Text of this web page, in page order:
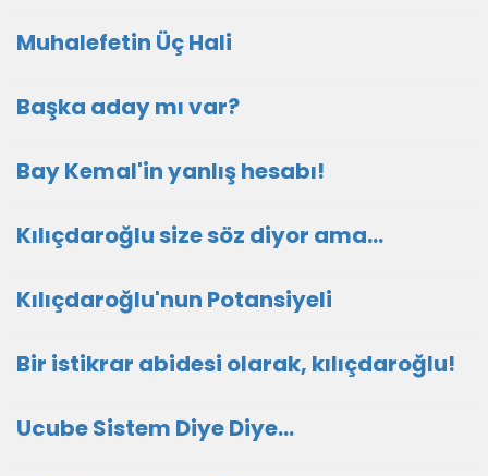
Muhalefetin Üç Hali
Başka aday mı var?
Bay Kemal'in yanlış hesabı!
Kılıçdaroğlu size söz diyor ama...
Kılıçdaroğlu'nun Potansiyeli
Bir istikrar abidesi olarak, kılıçdaroğlu!
Ucube Sistem Diye Diye…